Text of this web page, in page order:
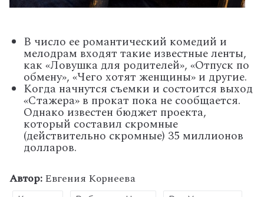
В число ее романтический комедий и
мелодрам входят такие известные ленты,
как «Ловушка для родителей», «Отпуск по
обмену», «Чего хотят женщины» и другие.
Когда начнутся съемки и состоится выход
«Стажера» в прокат пока не сообщается.
Однако известен бюджет проекта,
который составил скромные
(действительно скромные) 35 миллионов
долларов.
Автор:Евгения Корнеева